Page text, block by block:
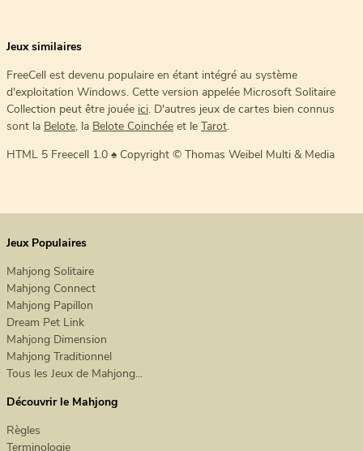
Jeux similaires
FreeCell est devenu populaire en étant intégré au système
d'exploitation Windows. Cette version appelée Microsoft Solitaire
Collection peut être jouée ici. D'autres jeux de cartes bien connus
sont la Belote, la Belote Coinchée et le Tarot.
HTML 5 Freecell 1.0 ♠ Copyright © Thomas Weibel Multi & Media
Jeux Populaires
Mahjong Solitaire
Mahjong Connect
Mahjong Papillon
Dream Pet Link
Mahjong Dimension
Mahjong Traditionnel
Tous les Jeux de Mahjong...
Découvrir le Mahjong
Règles
Terminologie